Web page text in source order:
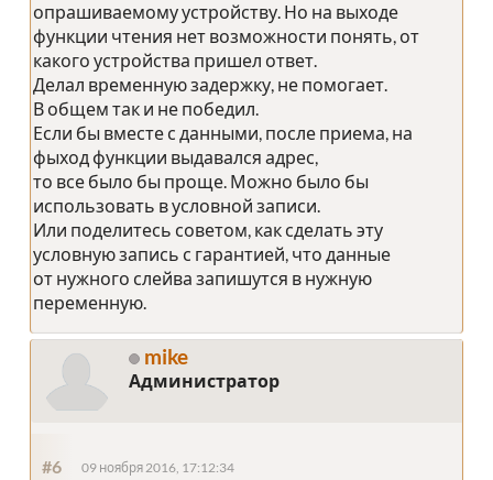
опрашиваемому устройству. Но на выходе
функции чтения нет возможности понять, от
какого устройства пришел ответ.
Делал временную задержку, не помогает.
В общем так и не победил.
Если бы вместе с данными, после приема, на
фыход функции выдавался адрес,
то все было бы проще. Можно было бы
использовать в условной записи.
Или поделитесь советом, как сделать эту
условную запись с гарантией, что данные
от нужного слейва запишутся в нужную
переменную.
mike
Администратор
#6 09 ноября 2016, 17:12:34